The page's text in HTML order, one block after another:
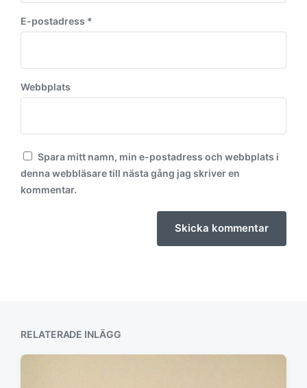
E-postadress *
Webbplats
Spara mitt namn, min e-postadress och webbplats i
denna webbläsare till nästa gång jag skriver en
kommentar.
RELATERADE INLÄGG